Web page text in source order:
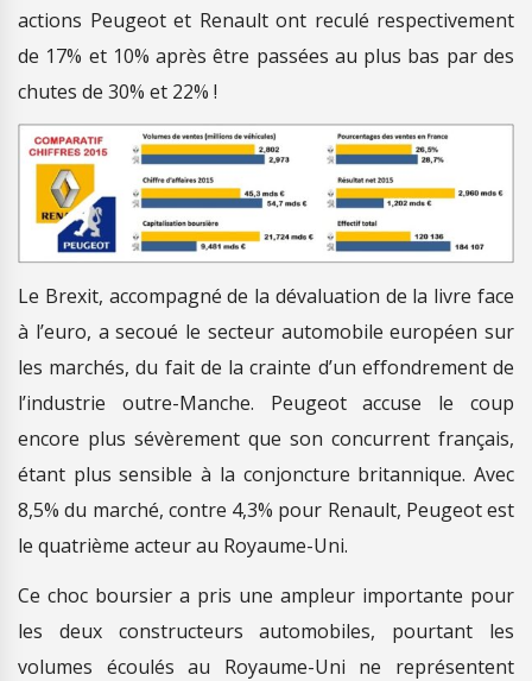
actions Peugeot et Renault ont reculé respectivement
de 17% et 10% après être passées au plus bas par des
chutes de 30% et 22% !
Le Brexit, accompagné de la dévaluation de la livre face
à l’euro, a secoué le secteur automobile européen sur
les marchés, du fait de la crainte d’un effondrement de
l’industrie outre-Manche. Peugeot accuse le coup
encore plus sévèrement que son concurrent français,
étant plus sensible à la conjoncture britannique. Avec
8,5% du marché, contre 4,3% pour Renault, Peugeot est
le quatrième acteur au Royaume-Uni.
Ce choc boursier a pris une ampleur importante pour
les deux constructeurs automobiles, pourtant les
volumes écoulés au Royaume-Uni ne représentent